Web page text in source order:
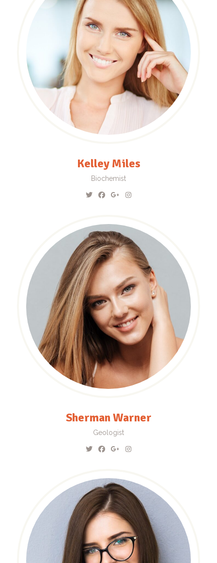
Kelley Miles
Biochemist
Sherman Warner
Geologist